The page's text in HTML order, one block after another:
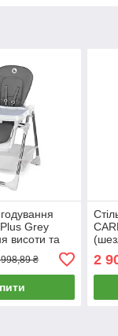
Grey
висоти та
Сірий
₴ 2